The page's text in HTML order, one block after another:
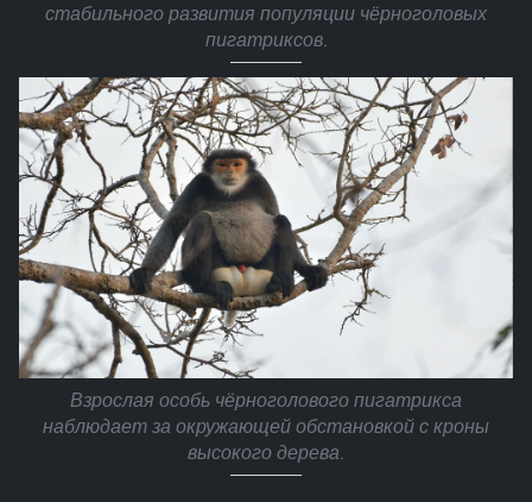
стабильного развития популяции чёрноголовых
пигатриксов.
Взрослая особь чёрноголового пигатрикса
наблюдает за окружающей обстановкой с кроны
высокого дерева.